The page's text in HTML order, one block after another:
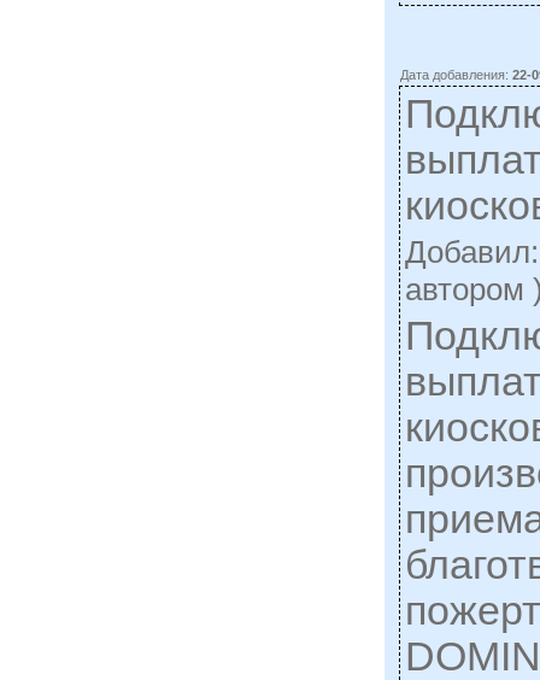
Дата добавления:22-
автором